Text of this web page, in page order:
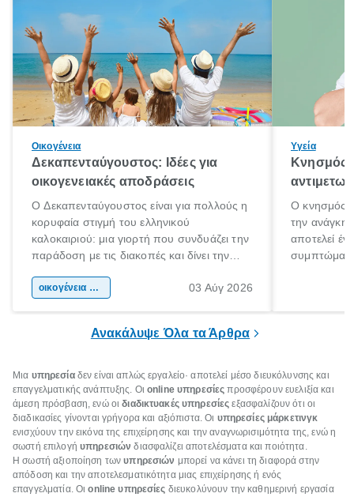
Οικογένεια
Δεκαπενταύγουστος: Ιδέες για
οικογενειακές αποδράσεις
Ο Δεκαπενταύγουστος είναι για πολλούς η
κορυφαία στιγμή του ελληνικού
καλοκαιριού: μια γιορτή που συνδυάζει την
παράδοση με τις διακοπές και δίνει την
χώρας. Είτε πρόκειται για λίγες μέρες
οικογένεια & παιδί 03 Αύγ 2026
Υγεία
Κνησμός:
Ο κνησμός
την ανάγκη
αποτελεί
Ανακάλυψε Όλα τα Άρθρα
Μια υπηρεσίαδεν είναι απλώς εργαλείο· αποτελεί μέσο διευκόλυνσης και
επαγγελματικής ανάπτυξης. Οιonline υπηρεσίες προσφέρουν ευελιξία και
άμεση πρόσβαση, ενώ οιδιαδικτυακές υπηρεσίες εξασφαλίζουν ότι οι
διαδικασίες γίνονται γρήγορα και αξιόπιστα. Οι υπηρεσίες μάρκετινγκ
ενισχύουν την εικόνα της επιχείρησης και την αναγνωρισιμότητα της, ενώ η
σωστή επιλογή υπηρεσιών διασφαλίζει αποτελέσματα και ποιότητα.
Η σωστή αξιοποίηση τωνυπηρεσιών μπορεί να κάνει τη διαφορά στην
απόδοση και την αποτελεσματικότητα μιας επιχείρησης ή ενός
επαγγελματία. Οιonline υπηρεσίες διευκολύνουν την καθημερινή εργασία